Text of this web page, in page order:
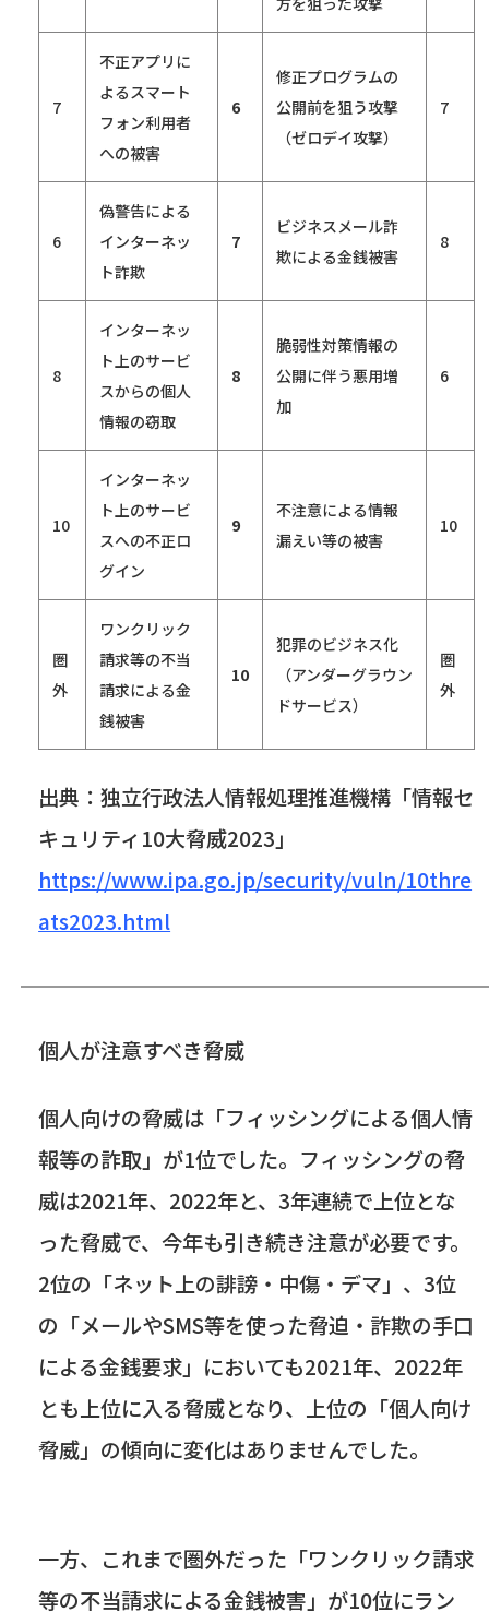
7
不正アプリに
よるスマート
フォン利用者
への被害
6
修正プログラムの
公開前を狙う攻撃
（ゼロデイ攻撃）
7
6
偽警告による
インターネッ
ト詐欺
7
ビジネスメール詐
欺による金銭被害
8
8
インターネッ
ト上のサービ
スからの個人
情報の窃取
8
脆弱性対策情報の
公開に伴う悪用増
加
6
10
インターネッ
ト上のサービ
スへの不正ロ
グイン
9
不注意による情報
漏えい等の被害
10
圏
外
ワンクリック
請求等の不当
請求による金
銭被害
10
犯罪のビジネス化
（アンダーグラウン
ドサービス）
圏
外
出典：独立行政法人情報処理推進機構「情報セ
キュリティ10大脅威2023」
https://www.ipa.go.jp/security/vuln/10thre
ats2023.html
個人が注意すべき脅威
個人向けの脅威は「フィッシングによる個人情
報等の詐取」が1位でした。フィッシングの脅
威は2021年、 2022年と、 3年連続で上位とな
った脅威で、今年も引き続き注意が必要です。
2位の「ネット上の誹謗・中傷・デマ」、 3位
の「メールやSMS等を使った脅迫・詐欺の手口
による金銭要求」においても2021年、 2022年
とも上位に入る脅威となり、上位の「個人向け
脅威」の傾向に変化はありませんでした。
一方、これまで圏外だった「ワンクリック請求
等の不当請求による金銭被害」が10位にラン